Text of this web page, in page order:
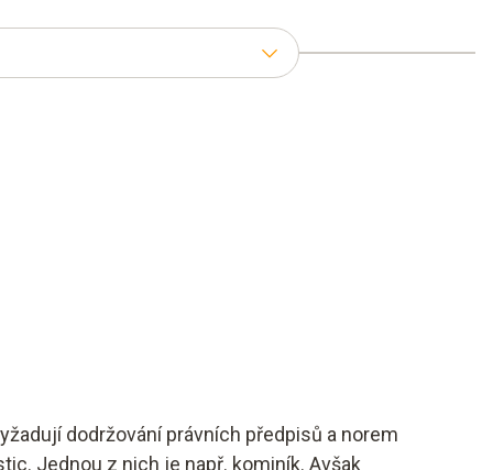
dodržování právních předpisů a norem
Jednou z nich je např. kominík. Avšak